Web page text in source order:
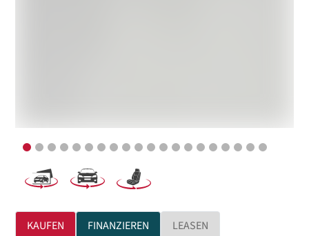
KAUFEN
FINANZIEREN
LEASEN